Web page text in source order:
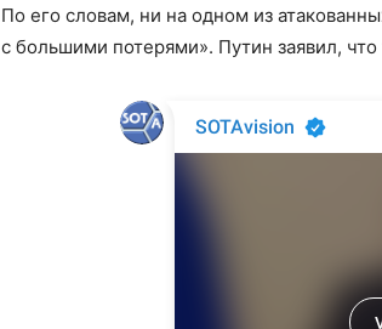
По его словам, ни на одном из
с большими потерями». Путин заявил,